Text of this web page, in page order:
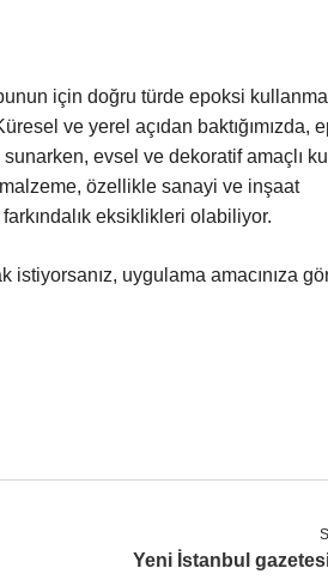
için doğru türde epoksi
ve yerel açıdan baktığımızda,
evsel ve dekoratif amaçlı
özellikle sanayi ve inşaat
eksiklikleri olabiliyor.
uygulama amacınıza
Yeni İstanbul